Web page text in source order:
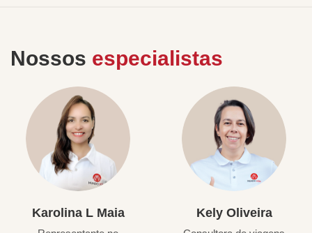
Nossos especialistas
Karolina L Maia Kely Oliveira